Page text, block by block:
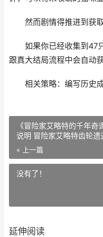
然而剧情得推进到获
如果你已经收集到47
跟真大结局流程中会自动
相关策略：编写历史
《冒险家艾略特的千年
说明 冒险家艾略特齿轮遗
« 上一篇
没有了！
延伸阅读